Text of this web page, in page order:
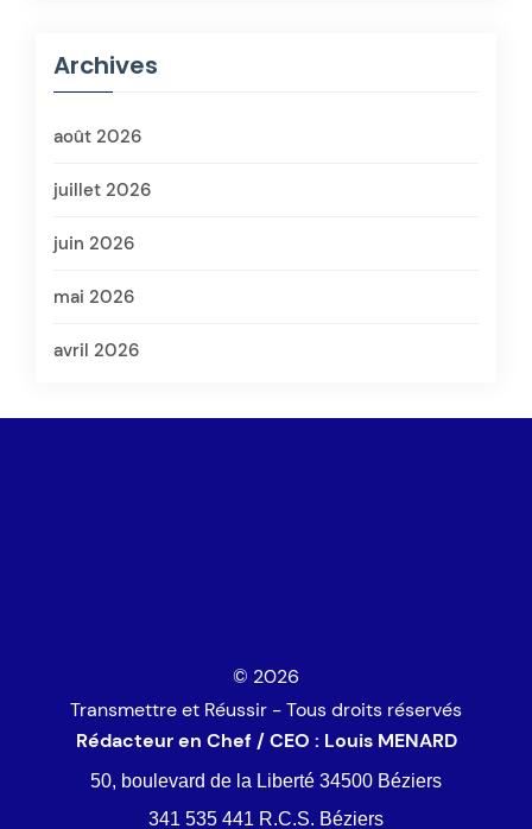
Archives
août 2026
juillet 2026
juin 2026
mai 2026
avril 2026
© 2026
Transmettre et Réussir - Tous droits réservés
Rédacteur en Chef / CEO : Louis MENARD
50, boulevard de la Liberté 34500 Béziers
341 535 441 R.C.S. Béziers